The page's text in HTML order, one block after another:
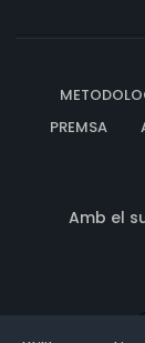
PREMSA
Amb el